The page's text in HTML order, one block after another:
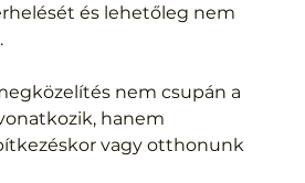
és lehetőleg nem
nem csupán a
hanem
vagy otthonunk